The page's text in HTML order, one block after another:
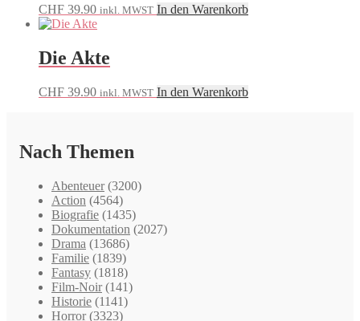
CHF 39.90 inkl. MWST In den Warenkorb
Die Akte
CHF 39.90 inkl. MWST In den Warenkorb
Nach Themen
Abenteuer (3200)
Action (4564)
Biografie (1435)
Dokumentation (2027)
Drama (13686)
Familie (1839)
Fantasy (1818)
Film-Noir (141)
Historie (1141)
Horror (3323)